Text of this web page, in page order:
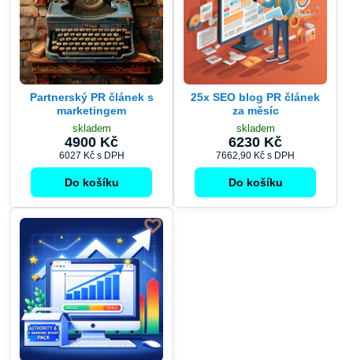
Partnerský PR článek s
marketingem
skladem
4900 Kč
6027 Kč s DPH
Do košíku
25x SEO blog PR článek
za měsíc
skladem
6230 Kč
7662,90 Kč s DPH
Do košíku